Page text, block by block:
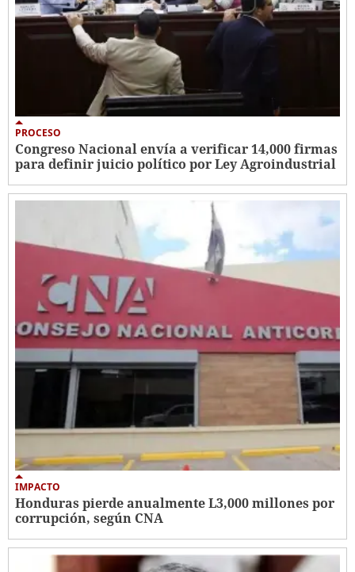
PROCESO
Congreso Nacional envía a verificar 14,000 firmas
para definir juicio político por Ley Agroindustrial
IMPACTO
Honduras pierde anualmente L3,000 millones por
corrupción, según CNA